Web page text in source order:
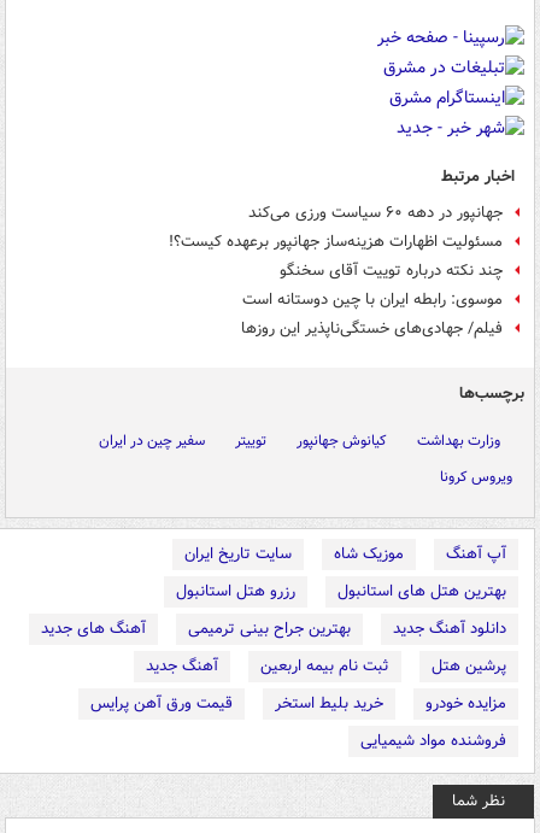
اخبار مرتبط
جهانپور در دهه ۶۰ سیاست ورزی می‌کند
مسئولیت اظهارات هزینه‌ساز جهانپور برعهده کیست؟!
چند نکته درباره توییت آقای سخنگو
موسوی: رابطه ایران با چین دوستانه است
فیلم/ جهادی‌های خستگی‌ناپذیر این روزها
برچسب‌ها
وزارت بهداشت کیانوش جهانپور توییتر
سفیر چین در ایران
ویروس کرونا
آپ آهنگ موزیک شاه
سایت تاریخ ایران
بهترین هتل های استانبول
رزرو هتل استانبول
دانلود آهنگ جدید
بهترین جراح بینی ترمیمی
آهنگ های جدید
پرشین هتل
ثبت نام بیمه اربعین
آهنگ جدید
مزایده خودرو
خرید بلیط استخر
قیمت ورق آهن پرایس
فروشنده مواد شیمیایی
نظر شما